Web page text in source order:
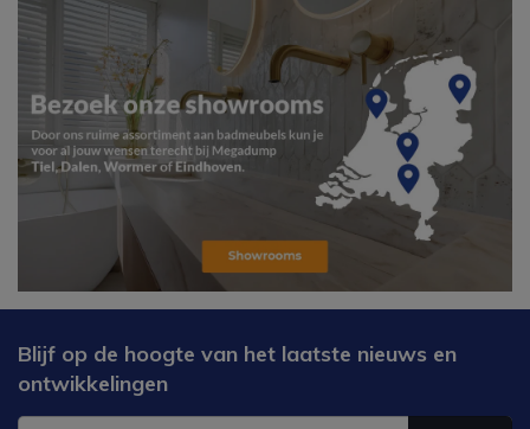
Blijf op de hoogte van het laatste nieuws en
ontwikkelingen